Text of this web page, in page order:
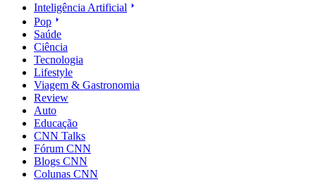
Inteligência Artificial
Pop
Saúde
Ciência
Tecnologia
Lifestyle
Viagem & Gastronomia
Review
Auto
Educação
CNN Talks
Fórum CNN
Blogs CNN
Colunas CNN